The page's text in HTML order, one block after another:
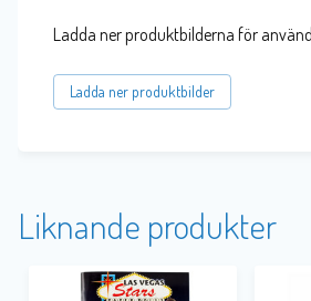
Ladda ner produktbilderna för
Ladda ner produktbilder
Liknande produkter